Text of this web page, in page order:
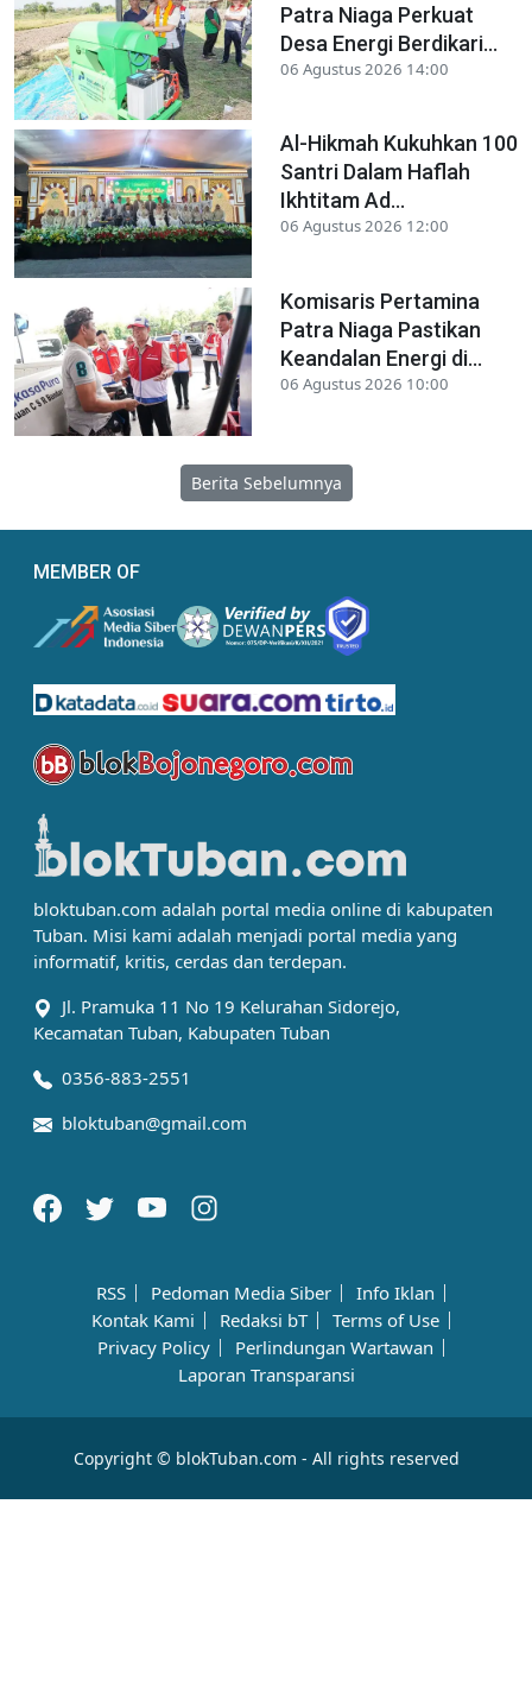
Patra Niaga Perkuat
Desa Energi Berdikari...
06 Agustus 2026 14:00
Al-Hikmah Kukuhkan 100
Santri Dalam Haflah
Ikhtitam Ad...
06 Agustus 2026 12:00
Komisaris Pertamina
Patra Niaga Pastikan
Keandalan Energi di...
06 Agustus 2026 10:00
Berita Sebelumnya
MEMBER OF
bloktuban.com adalah portal media online di kabupaten
Tuban. Misi kami adalah menjadi portal media yang
informatif, kritis, cerdas dan terdepan.
Jl. Pramuka 11 No 19 Kelurahan Sidorejo,
Kecamatan Tuban, Kabupaten Tuban
0356-883-2551
bloktuban@gmail.com
RSS Pedoman Media Siber
Info Iklan
Kontak Kami
Redaksi bT
Terms of Use
Privacy Policy
Perlindungan Wartawan
Laporan Transparansi
Copyright © blokTuban.com - All rights reserved